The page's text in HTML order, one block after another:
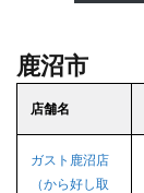
鹿沼市
店舗名
ガスト鹿沼店
（から好し取